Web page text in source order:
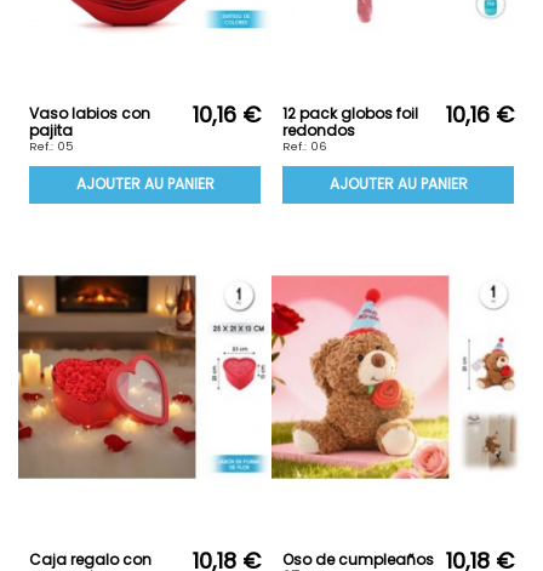
Vaso labios con
pajita
Ref.: 05
10,16 €
AJOUTER AU PANIER
12 pack globos foil
redondos
Ref.: 06
10,16 €
AJOUTER AU PANIER
Caja regalo con
10,18 €
Oso de cumpleaños
10,18 €